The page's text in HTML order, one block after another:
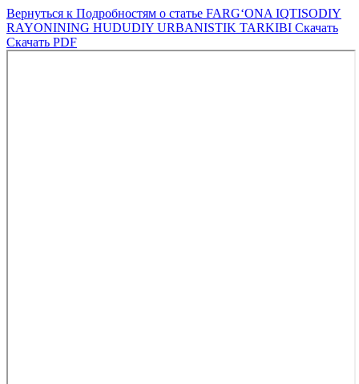
Вернуться к Подробностям о статье FARG‘ONA IQTISODIY
RAYONINING HUDUDIY URBANISTIK TARKIBI Скачать
Скачать PDF